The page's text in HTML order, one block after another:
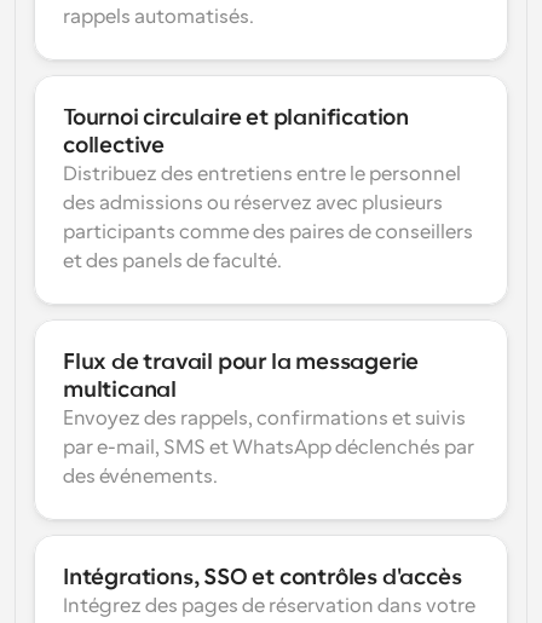
rappels automatisés.
Tournoi circulaire et planification
collective
Distribuez des entretiens entre le personnel
des admissions ou réservez avec plusieurs
participants comme des paires de conseillers
et des panels de faculté.
Flux de travail pour la messagerie
multicanal
Envoyez des rappels, confirmations et suivis
par e-mail, SMS et WhatsApp déclenchés par
des événements.
Intégrations, SSO et contrôles d'accès
Intégrez des pages de réservation dans votre